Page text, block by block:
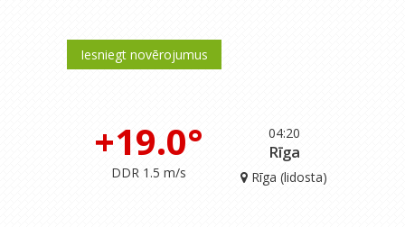
Iesniegt novērojumus
04:20
+19.0°
DDR 1.5 m/s
Rīga
Rīga (lidosta)